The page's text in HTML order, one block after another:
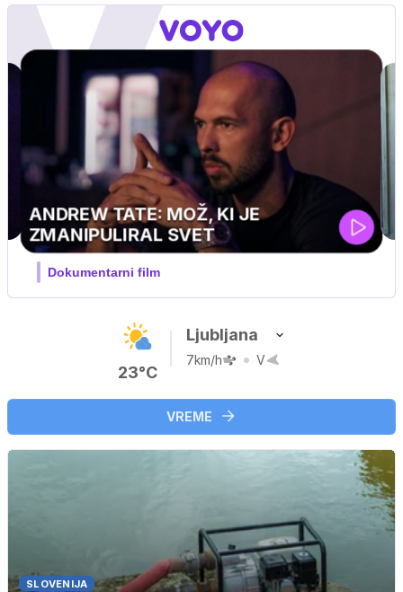
MOJ PRIJATELJ PINGVIN
Film meseca / družinski, pustolovski
23°C
Ljubljana
7km/h V
VREME
SLOVENIJA